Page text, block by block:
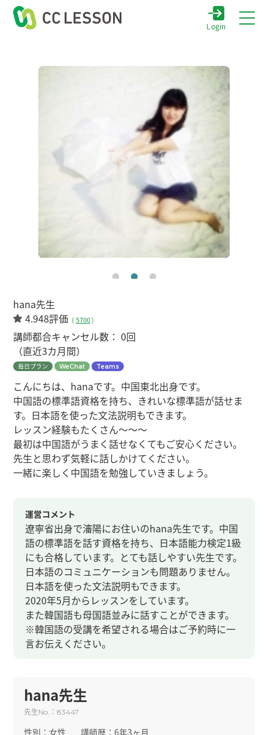
Login
hana先生
4.948評価 ( 5700)
講師都合キャンセル数：0回
（直近3カ月間）
毎日プラン WeChat Teams
こんにちは、hanaです。中国東北出身です。
中国語の標準語資格を持ち、きれいな標準語が話せま
す。日本語を使った文法説明もできます。
レッスン経験もたくさん～～～
最初は中国語がうまく話せなくてもご安心ください。
先生と思わず気軽に話しかけてください。
一緒に楽しく中国語を勉強していきましょう。
運営コメント
遼寧省出身で瀋陽にお住いのhana先生です。中国
語の標準語を話す資格を持ち、日本語能力検定1級
にも合格しています。とても話しやすい先生です。
日本語のコミュニケーションも問題ありません。
日本語を使った文法説明もできます。
2020年5月からレッスンをしています。
また韓国語も母国語並みに話すことができます。
※韓国語の受講を希望される場合はご予約時に一
言お伝えください。
hana先生
先生No. ：83447
性別：女性 講師歴：6年3ヶ月